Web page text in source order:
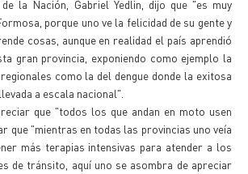
la Nación, Gabriel Yedlin, dijo que "es muy
porque uno ve la felicidad de su gente y
cosas, aunque en realidad el país aprendió
gran provincia, exponiendo como ejemplo la
como la del dengue donde la exitosa
a escala nacional".
que "todos los que andan en moto usen
que "mientras en todas las provincias uno veía
más terapias intensivas para atender a los
de tránsito, aquí uno se asombra de apreciar